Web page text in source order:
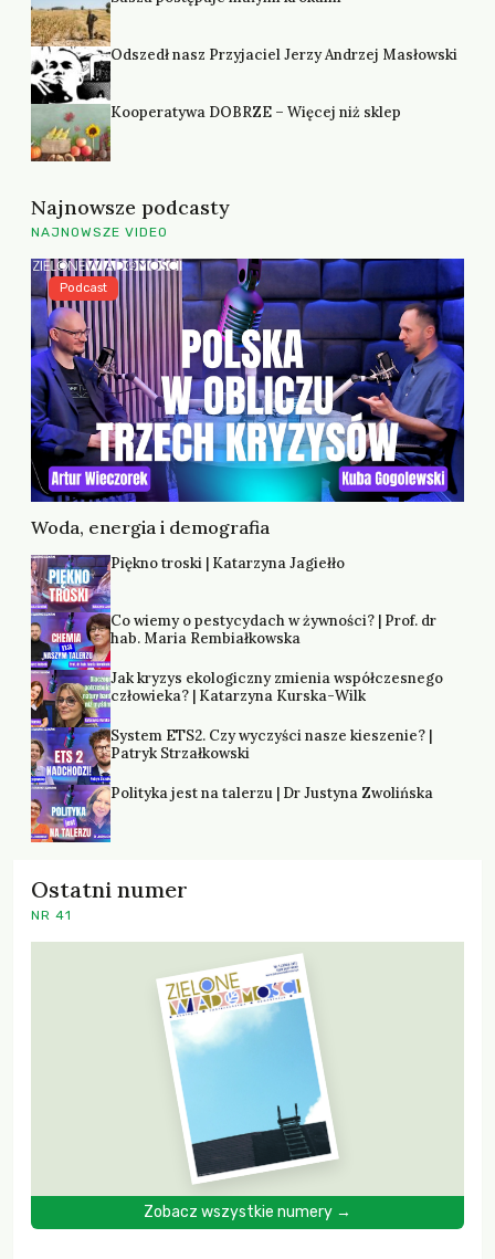
Odszedł nasz Przyjaciel Jerzy Andrzej Masłowski
Kooperatywa DOBRZE – Więcej niż sklep
Najnowsze podcasty
NAJNOWSZE VIDEO
Woda, energia i demografia
Podcast
Piękno troski | Katarzyna Jagiełło
Co wiemy o pestycydach w żywności? | Prof. dr
hab. Maria Rembiałkowska
Jak kryzys ekologiczny zmienia współczesnego
człowieka? | Katarzyna Kurska-Wilk
System ETS2. Czy wyczyści nasze kieszenie? |
Patryk Strzałkowski
Polityka jest na talerzu | Dr Justyna Zwolińska
Ostatni numer
NR 41
Zobacz wszystkie numery →